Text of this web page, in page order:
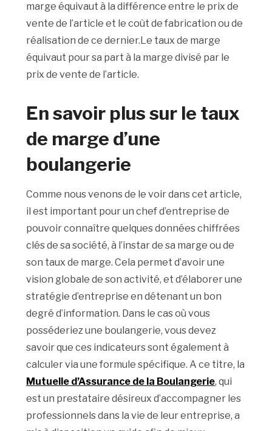
marge équivaut à la différence entre le prix de
vente de l’article et le coût de fabrication ou de
réalisation de ce dernier.Le taux de marge
équivaut pour sa part à la marge divisé par le
prix de vente de l’article.
En savoir plus sur le taux
de marge d’une
boulangerie
Comme nous venons de le voir dans cet article,
il est important pour un chef d’entreprise de
pouvoir connaître quelques données chiffrées
clés de sa société, à l’instar de sa marge ou de
son taux de marge. Cela permet d’avoir une
vision globale de son activité, et d’élaborer une
stratégie d’entreprise en détenant un bon
degré d’information. Dans le cas où vous
posséderiez une boulangerie, vous devez
savoir que ces indicateurs sont également à
calculer via une formule spécifique. A ce titre, la
Mutuelle d’Assurance de la Boulangerie, qui
est un prestataire désireux d’accompagner les
professionnels dans la vie de leur entreprise, a